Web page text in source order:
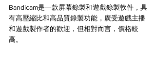
Bandicam是一款屏幕錄製和遊戲錄製軟件，具
有高壓縮比和高品質錄製功能，廣受遊戲主播
和遊戲製作者的歡迎，但相對而言，價格較
高。